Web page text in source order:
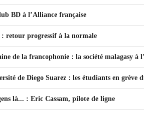
BD à l’Alliance française
: retour progressif à la normale
de la francophonie : la société malagasy à
de Diego Suarez : les étudiants en grève
là... : Eric Cassam, pilote de ligne